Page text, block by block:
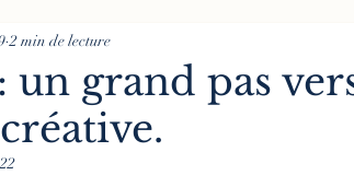
un grand pas
2 min de lecture